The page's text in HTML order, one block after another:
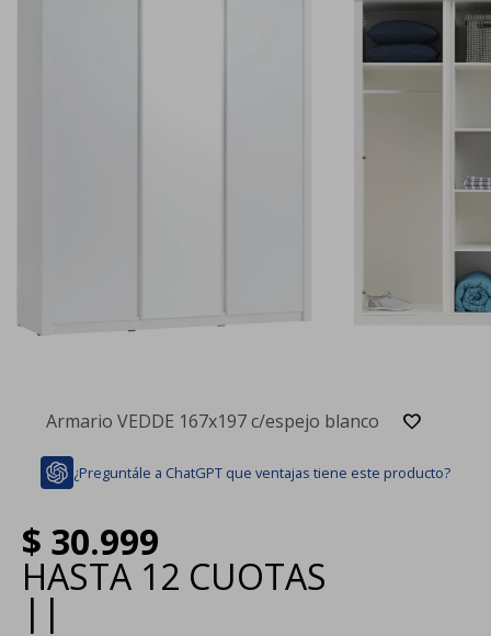
Armario VEDDE 167x197 c/espejo blanco
¿Preguntále a ChatGPT que ventajas tiene este producto?
$ 30.999
HASTA 12 CUOTAS
| |